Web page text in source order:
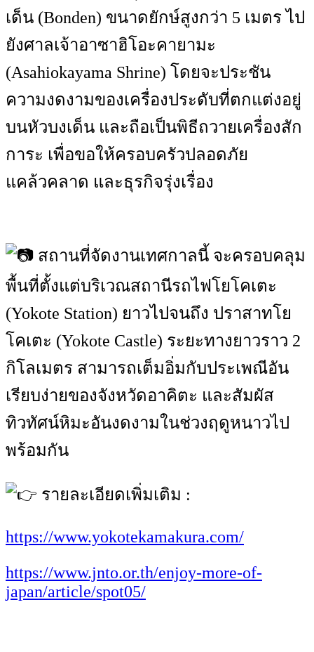
เด็น (Bonden) ขนาดยักษ์สูงกว่า 5 เมตร ไป
ยังศาลเจ้าอาซาฮิโอะคายามะ
(Asahiokayama Shrine) โดยจะประชัน
ความงดงามของเครื่องประดับที่ตกแต่งอยู่
บนหัวบงเด็น และถือเป็นพิธีถวายเครื่องสัก
การะ เพื่อขอให้ครอบครัวปลอดภัย
แคล้วคลาด และธุรกิจรุ่งเรื่อง
สถานที่จัดงานเทศกาลนี้ จะครอบคลุม
พื้นที่ตั้งแต่บริเวณสถานีรถไฟโยโคเตะ
(Yokote Station) ยาวไปจนถึง ปราสาทโย
โคเตะ (Yokote Castle) ระยะทางยาวราว 2
กิโลเมตร สามารถเต็มอิ่มกับประเพณีอัน
เรียบง่ายของจังหวัดอาคิตะ และสัมผัส
ทิวทัศน์หิมะอันงดงามในช่วงฤดูหนาวไป
พร้อมกัน
รายละเอียดเพิ่มเติม :
https://www.yokotekamakura.com/
https://www.jnto.or.th/enjoy-more-of-
japan/article/spot05/